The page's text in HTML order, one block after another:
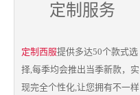
定制服务
定制西服提供多达50个款式选
择,每季均会推出当季新款，实
现完全个性化,让您拥有不一样